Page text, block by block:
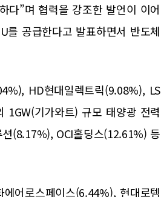
다”며 협력을 강조한 발언이 이어
를 공급한다고 발표하면서 반도체
HD현대일렉트릭(9.08%), LS
1GW(기가와트) 규모 태양광 전력
(8.17%), OCI홀딩스(12.61%) 등
어로스페이스(6.44%), 현대로템